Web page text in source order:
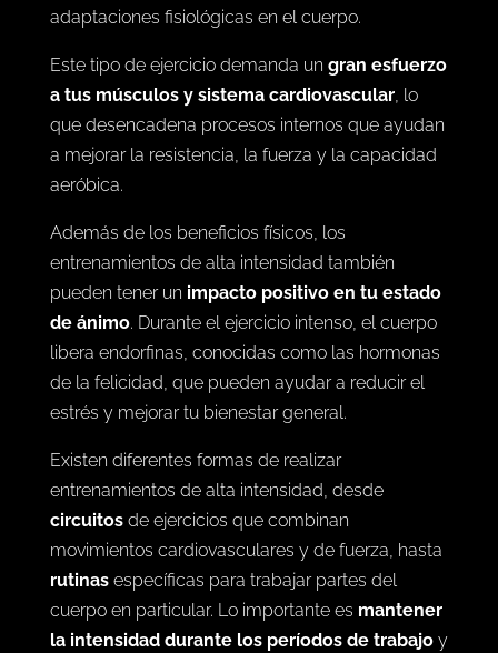
adaptaciones fisiológicas en el cuerpo.
Este tipo de ejercicio demanda un gran esfuerzo
a tus músculos y sistema cardiovascular, lo
que desencadena procesos internos que ayudan
a mejorar la resistencia, la fuerza y la capacidad
aeróbica.
Además de los beneficios físicos, los
entrenamientos de alta intensidad también
pueden tener un impacto positivo en tu estado
de ánimo. Durante el ejercicio intenso, el cuerpo
libera endorfinas, conocidas como las hormonas
de la felicidad, que pueden ayudar a reducir el
estrés y mejorar tu bienestar general.
Existen diferentes formas de realizar
entrenamientos de alta intensidad, desde
circuitosde ejercicios que combinan
movimientos cardiovasculares y de fuerza, hasta
rutinas específicas para trabajar partes del
cuerpo en particular. Lo importante es mantener
la intensidad durante los períodos de trabajo y